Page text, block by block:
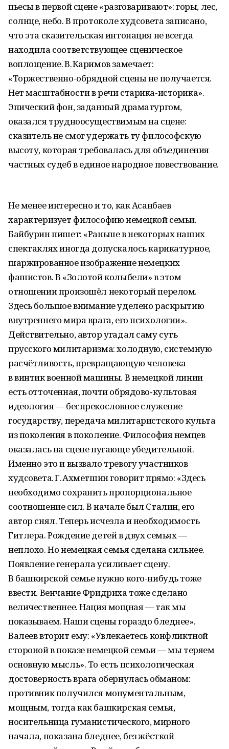
пьесы в первой сцене «разговаривают»: горы, лес,
солнце, небо. В протоколе худсовета записано,
что эта сказительская интонация не всегда
находила соответствующее сценическое
воплощение. В. Каримов замечает:
«Торжественно-обрядной сцены не получается.
Нет масштабности в речи старика-историка».
Эпический фон, заданный драматургом,
оказался трудноосуществимым на сцене:
сказитель не смог удержать ту философскую
высоту, которая требовалась для объединения
частных судеб в единое народное повествование.
Не менее интересно и то, как Асанбаев
характеризует философию немецкой семьи.
Байбурин пишет: «Раньше в некоторых наших
спектаклях иногда допускалось карикатурное,
шаржированное изображение немецких
фашистов. В «Золотой колыбели» в этом
отношении произошёл некоторый перелом.
Здесь большое внимание уделено раскрытию
внутреннего мира врага, его психологии».
Действительно, автор угадал саму суть
прусского милитаризма: холодную, системную
расчётливость, превращающую человека
в винтик военной машины. В немецкой линии
есть отточенная, почти обрядово‑культовая
идеология — беспрекословное служение
государству, передача милитаристского культа
из поколения в поколение. Философия немцев
оказалась на сцене пугающе убедительной.
Именно это и вызвало тревогу участников
худсовета. Г. Ахметшин говорит прямо: «Здесь
необходимо сохранить пропорциональное
соотношение сил. В начале был Сталин, его
автор снял. Теперь исчезла и необходимость
Гитлера. Рождение детей в двух семьях —
неплохо. Но немецкая семья сделана сильнее.
Появление генерала усиливает сцену.
В башкирской семье нужно кого-нибудь тоже
ввести. Венчание Фридриха тоже сделано
величественнее. Нация мощная — так мы
показываем. Наши сцены гораздо бледнее».
Валеев вторит ему: «Увлекаетесь конфликтной
стороной в показе немецкой семьи — мы теряем
основную мысль». То есть психологическая
достоверность врага обернулась обманом:
противник получился монументальным,
мощным, тогда как башкирская семья,
носительница гуманистического, мирного
начала, показана бледнее, без жёсткой